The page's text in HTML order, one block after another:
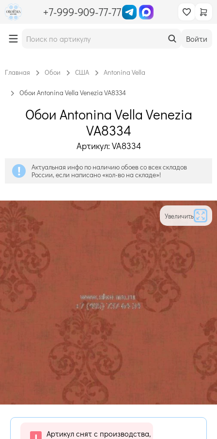
+7-999-909-77-77
Войти
Главная Обои США Antonina Vella
Обои Antonina Vella Venezia VA8334
Обои Antonina Vella Venezia
VA8334
Артикул: VA8334
Актуальная инфо по наличию обоев со всех складов
России, если написано «кол-во на складе»!
Увеличить
Артикул снят с производства,